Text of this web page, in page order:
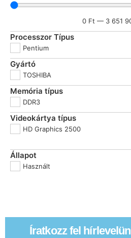
0 Ft — 3 651
Processzor Típus
Pentium
Gyártó
TOSHIBA
Memória típus
DDR3
Videokártya típus
HD Graphics 2500
Állapot
Használt
Íratkozz fel